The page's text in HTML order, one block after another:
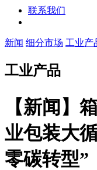
联系我们
新闻 细分市场 工业产
工业产品
【新闻】
业包装大
零碳转型”